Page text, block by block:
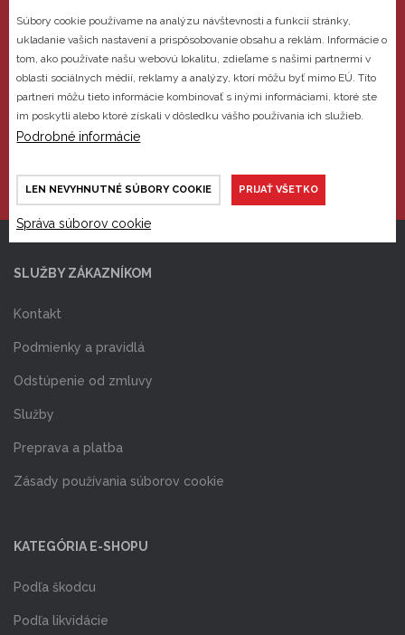
Nájdete nás na Facebooku
SLUŽBY ZÁKAZNÍKOM
Kontakt
Podmienky a pravidlá
Odstúpenie od zmluvy
Služby
Preprava a platba
Zásady používania súborov cookie
KATEGÓRIA E-SHOPU
Podľa škodcu
Podľa likvidácie
Súbory cookie používame na analýzu návštevnosti a funkcií stránky,
ukladanie vašich nastavení a prispôsobovanie obsahu a reklám. Informácie o
tom, ako používate našu webovú lokalitu, zdieľame s našimi partnermi v
oblasti sociálnych médií, reklamy a analýzy, ktorí môžu byť mimo EÚ. Títo
partneri môžu tieto informácie kombinovať s inými informáciami, ktoré ste
im poskytli alebo ktoré získali v dôsledku vášho používania ich služieb.
Podrobné informácie
LEN NEVYHNUTNÉ SÚBORY COOKIE PRIJAŤ VŠETKO
Správa súborov cookie